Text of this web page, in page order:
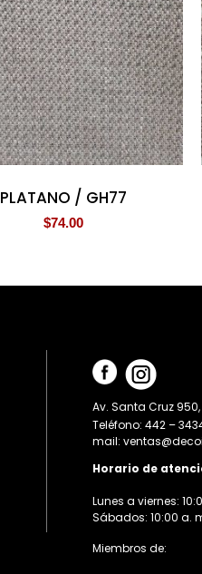
PLATANO / GH77
$74.00
Av. Santa Cruz 950,
Teléfono: 442 –
mail:
Horario de
Lunes a viernes:
Sábados: 10:00 a.
Miembros de: